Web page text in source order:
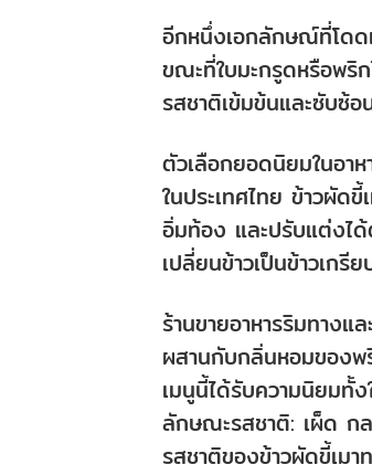
อีกหนึ่งเอกลักษณ์ที่โดด
ขณะที่ใบมะกรูดหรือพริ
รสชาติเข้มข้นและซับซ้
ตัวเลือกยอดนิยมในอา
ในประเทศไทย ข้าวผัด
อิ่มท้อง และปรับแต่งได้
เปลี่ยนข้าวเป็นข้าวเกรี
ร้านขายอาหารริมทางแ
ผสานกับกลิ่นหอมของพ
เมนูนี้ได้รับความนิยมทั้
ลักษณะรสชาติ: เผ็ด ก
รสชาติของข้าวผัดขี้เม